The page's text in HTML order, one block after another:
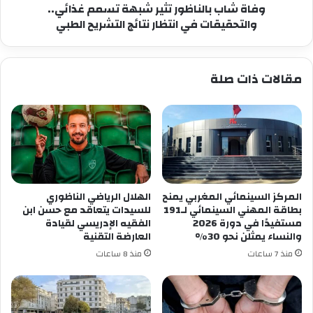
الطبي
وفاة شاب بالناظور تثير شبهة تسمم غذائي..
والتحقيقات في انتظار نتائج التشريح الطبي
مقالات ذات صلة
المركز السينمائي المغربي يمنح
بطاقة المهني السينمائي لـ191
مستفيدًا في دورة 2026
والنساء يمثلن نحو 30%
منذ 7 ساعات
الهلال الرياضي الناظوري
للسيدات يتعاقد مع حسن ابن
الفقيه الإدريسي لقيادة
العارضة التقنية
منذ 8 ساعات